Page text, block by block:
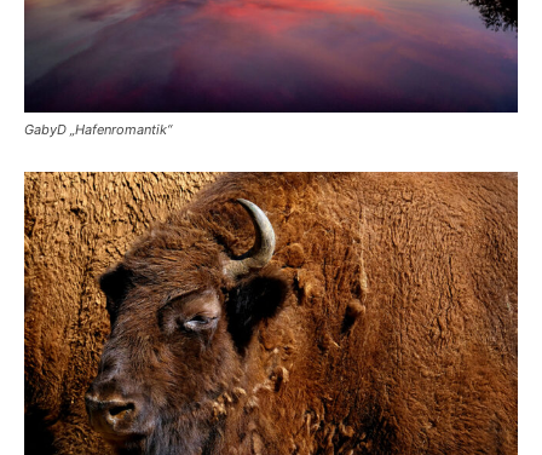
GabyD „Hafenromantik“